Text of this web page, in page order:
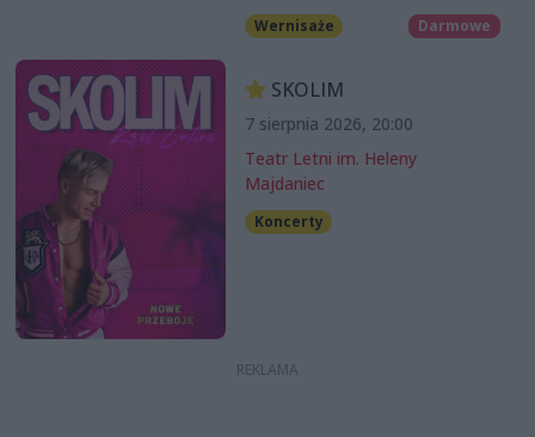
Wernisaże Darmowe
SKOLIM
7 sierpnia 2026, 20:00
Teatr Letni im. Heleny
Majdaniec
Koncerty